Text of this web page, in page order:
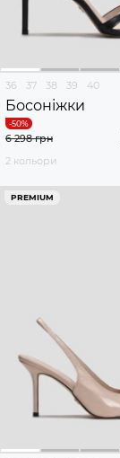
36 37 38 39 40
Босоніжки
6 298 грн
2 кольори
PREMIUM